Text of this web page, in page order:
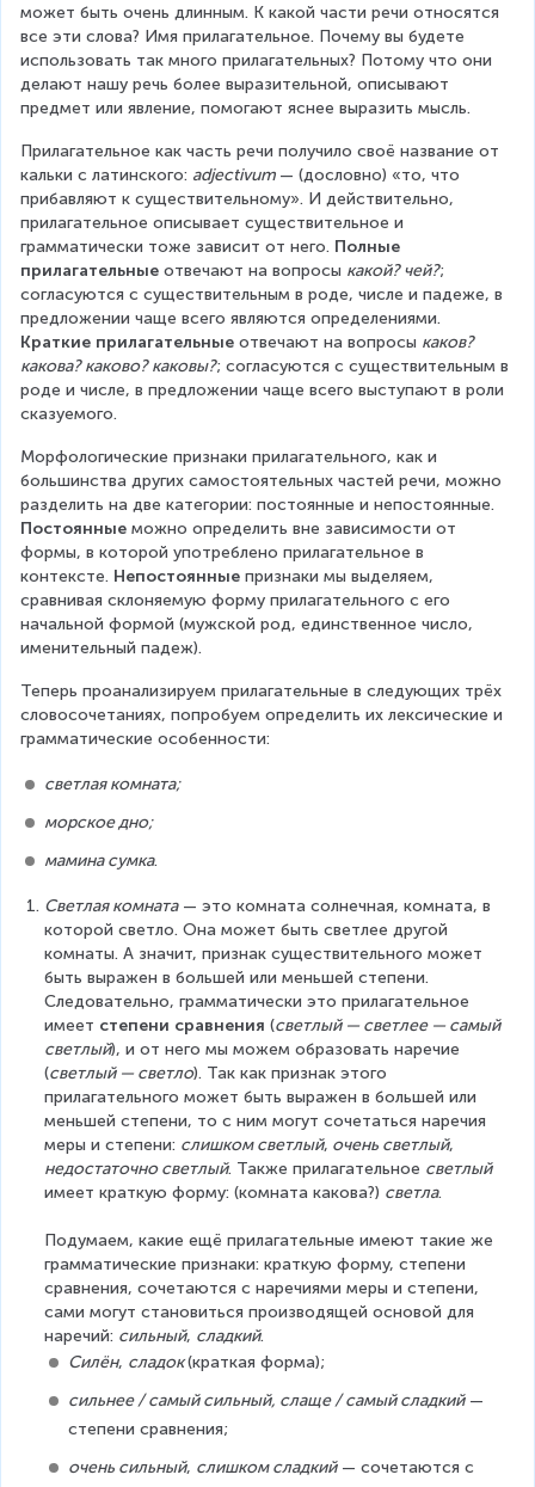
может быть очень длинным. К какой части речи относятся
все эти слова? Имя прилагательное. Почему вы будете
использовать так много прилагательных? Потому что они
делают нашу речь более выразительной, описывают
предмет или явление, помогают яснее выразить мысль.
Прилагательное как часть речи получило своё название от
кальки с латинского: adjectivum — (дословно) «то, что
прибавляют к существительному». И действительно,
прилагательное описывает существительное и
грамматически тоже зависит от него. Полные
прилагательные отвечают на вопросы какой? чей?;
согласуются с существительным в роде, числе и падеже, в
предложении чаще всего являются определениями.
Краткие прилагательные отвечают на вопросы каков?
какова? каково? каковы?; согласуются с существительным в
роде и числе, в предложении чаще всего выступают в роли
сказуемого.
Морфологические признаки прилагательного, как и
большинства других самостоятельных частей речи, можно
разделить на две категории: постоянные и непостоянные.
Постоянные можно определить вне зависимости от
формы, в которой употреблено прилагательное в
контексте. Непостоянные признаки мы выделяем,
сравнивая склоняемую форму прилагательного с его
начальной формой (мужской род, единственное число,
именительный падеж).
Теперь проанализируем прилагательные в следующих трёх
словосочетаниях, попробуем определить их лексические и
грамматические особенности:
светлая комната;
морское дно;
мамина сумка.
Светлая комната — это комната солнечная, комната, в
которой светло. Она может быть светлее другой
комнаты. А значит, признак существительного может
быть выражен в большей или меньшей степени.
Следовательно, грамматически это прилагательное
имеет степени сравнения (светлый — светлее — самый
светлый), и от него мы можем образовать наречие
(светлый — светло). Так как признак этого
прилагательного может быть выражен в большей или
меньшей степени, то с ним могут сочетаться наречия
меры и степени: слишком светлый, очень светлый,
недостаточно светлый. Также прилагательное светлый
имеет краткую форму: (комната какова?) светла.
Подумаем, какие ещё прилагательные имеют такие же
грамматические признаки: краткую форму, степени
сравнения, сочетаются с наречиями меры и степени,
сами могут становиться производящей основой для
наречий: сильный, сладкий.
Силён, сладок (краткая форма);
сильнее / самый сильный, слаще / самый сладкий —
степени сравнения;
очень сильный, слишком сладкий — сочетаются с